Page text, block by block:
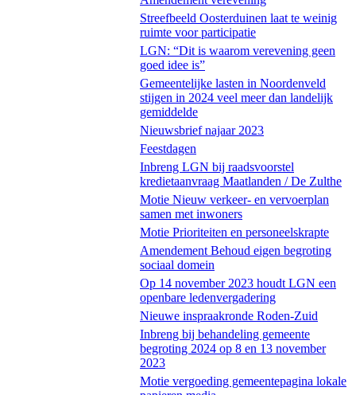
Streefbeeld Oosterduinen laat te weinig
ruimte voor participatie
LGN: “Dit is waarom verevening geen
goed idee is”
Gemeentelijke lasten in Noordenveld
stijgen in 2024 veel meer dan landelijk
gemiddelde
Nieuwsbrief najaar 2023
Feestdagen
Inbreng LGN bij raadsvoorstel
kredietaanvraag Maatlanden / De Zulthe
Motie Nieuw verkeer- en vervoerplan
samen met inwoners
Motie Prioriteiten en personeelskrapte
Amendement Behoud eigen begroting
sociaal domein
Op 14 november 2023 houdt LGN een
openbare ledenvergadering
Nieuwe inspraakronde Roden-Zuid
Inbreng bij behandeling gemeente
begroting 2024 op 8 en 13 november
2023
Motie vergoeding gemeentepagina lokale